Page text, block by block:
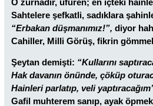
O zurnadır, üfüren; en içteki
Sahtelere şefkatli, sadıklara
“Erbakan düşmanımız!”, diyor
Cahiller, Milli Görüş, fikrin
Şeytan demişti: “Kullarını
Hak davanın önünde, çöküp
Hainleri parlatıp, veli
Gafil muhterem sanıp, ayak